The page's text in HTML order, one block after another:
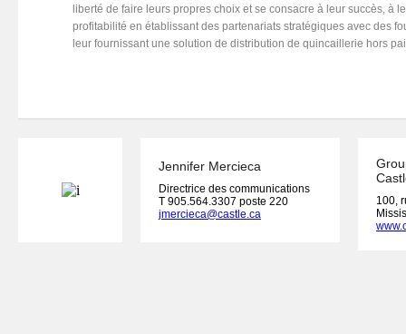
liberté de faire leurs propres choix et se consacre à leur succès, à
profitabilité en établissant des partenariats stratégiques avec des
leur fournissant une solution de distribution de quincaillerie hors
Jennifer Mercieca
Directrice des communications
T 905.564.3307 poste 220
jmercieca@castle.ca
100,